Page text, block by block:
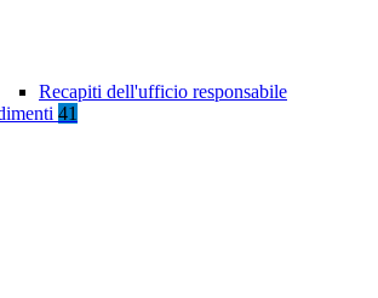
Recapiti dell'ufficio responsabile
41